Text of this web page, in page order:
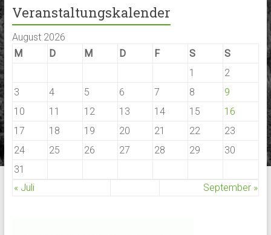
Veranstaltungskalender
August 2026
M
D M D F S
S
1
2
3
4 5 6 7 8
9
10
11 12 13 14 15
16
17
18 19 20 21 22
23
24
25 26 27 28 29
30
31
« Juli
September »